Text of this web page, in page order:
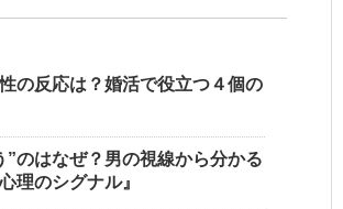
の反応は？婚活で役立つ４個の
”のはなぜ？男の視線から分かる
理のシグナル』